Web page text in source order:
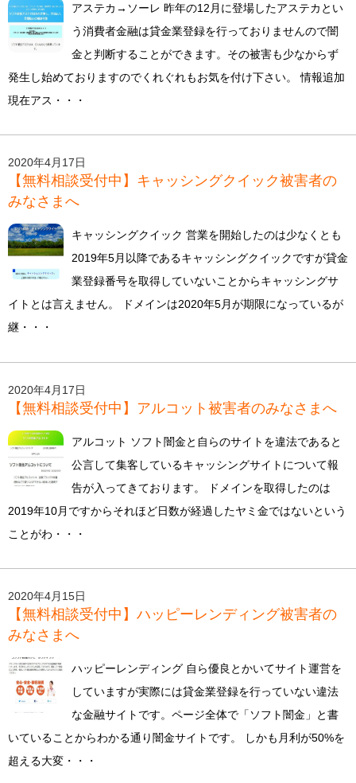
アステカ→ソーレ 昨年の12月に登場したアステカとい
う消費者金融は貸金業登録を行っておりませんので闇
金と判断することができます。その被害も少なからず
発生し始めておりますのでくれぐれもお気を付け下さい。 情報追加
現在アス・・・
2020年4月17日
【無料相談受付中】キャッシングクイック被害者の
みなさまへ
キャッシングクイック 営業を開始したのは少なくとも
2019年5月以降であるキャッシングクイックですが貸金
業登録番号を取得していないことからキャッシングサ
イトとは言えません。 ドメインは2020年5月が期限になっているが
継・・・
2020年4月17日
【無料相談受付中】アルコット被害者のみなさまへ
アルコット ソフト闇金と自らのサイトを違法であると
公言して集客しているキャッシングサイトについて報
告が入ってきております。 ドメインを取得したのは
2019年10月ですからそれほど日数が経過したヤミ金ではないという
ことがわ・・・
2020年4月15日
【無料相談受付中】ハッピーレンディング被害者の
みなさまへ
ハッピーレンディング 自ら優良とかいてサイト運営を
していますが実際には貸金業登録を行っていない違法
な金融サイトです。ページ全体で「ソフト闇金」と書
いていることからわかる通り闇金サイトです。 しかも月利が50%を
超える大変・・・